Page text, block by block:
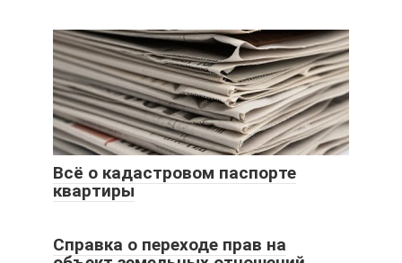
Всё о кадастровом паспорте
квартиры
Справка о переходе прав на